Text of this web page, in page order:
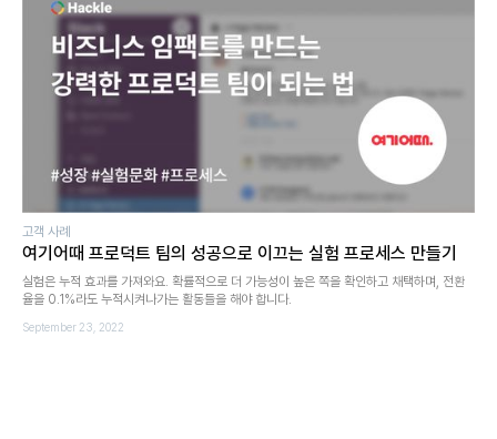
고객 사례
여기어때 프로덕트 팀의 성공으로 이끄는 실험 프로세스 만들기
실험은 누적 효과를 가져와요. 확률적으로 더 가능성이 높은 쪽을 확인하고 채택하며, 전환
율을 0.1%라도 누적시켜나가는 활동들을 해야 합니다.
September 23, 2022